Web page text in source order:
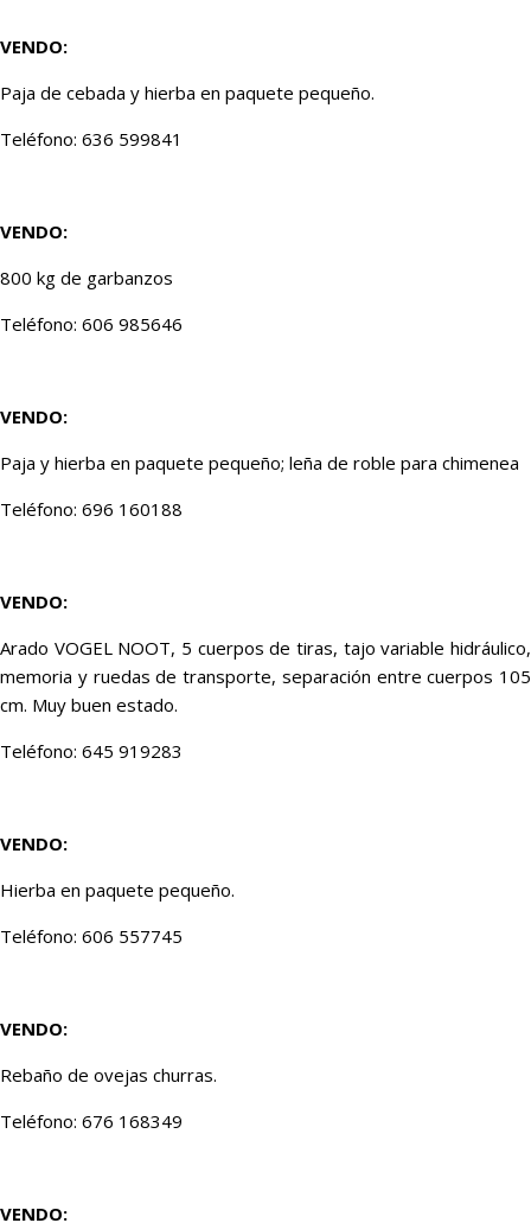
VENDO:
Paja de cebada y hierba en paquete pequeño.
Teléfono: 636 599841
VENDO:
800 kg de garbanzos
Teléfono: 606 985646
VENDO:
Paja y hierba en paquete pequeño; leña de roble para chimenea
Teléfono: 696 160188
VENDO:
Arado VOGEL NOOT, 5 cuerpos de tiras, tajo variable hidráulico,
memoria y ruedas de transporte, separación entre cuerpos 105
cm. Muy buen estado.
Teléfono: 645 919283
VENDO:
Hierba en paquete pequeño.
Teléfono: 606 557745
VENDO:
Rebaño de ovejas churras.
Teléfono: 676 168349
VENDO: